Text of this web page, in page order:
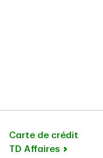
Carte de crédit
TD Affaires